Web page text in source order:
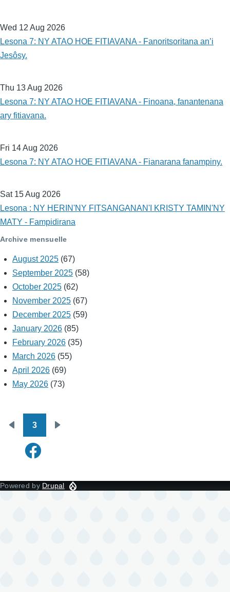
Wed 12 Aug 2026
Lesona 7: NY ATAO HOE FITIAVANA - Fanoritsoritana an’i
Jesôsy.
Thu 13 Aug 2026
Lesona 7: NY ATAO HOE FITIAVANA - Finoana, fanantenana
ary fitiavana.
Fri 14 Aug 2026
Lesona 7: NY ATAO HOE FITIAVANA - Fianarana fanampiny.
Sat 15 Aug 2026
Lesona : NY HERIN'NY FITSANGANAN'I KRISTY TAMIN'NY
MATY - Fampidirana
Archive mensuelle
August 2025 (67)
September 2025 (58)
October 2025 (62)
November 2025 (67)
December 2025 (59)
January 2026 (85)
February 2026 (35)
March 2026 (55)
April 2026 (69)
May 2026 (73)
Pagination
page
3
Powered by Drupal